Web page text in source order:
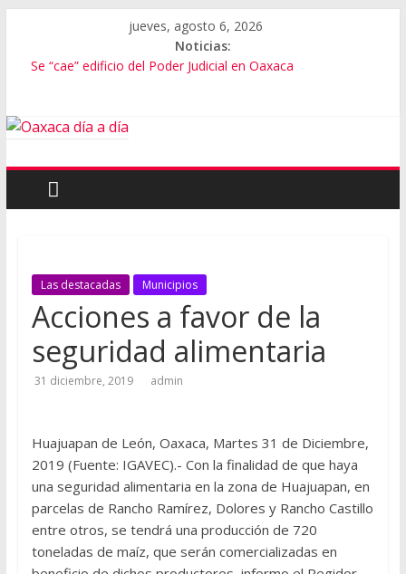
jueves, agosto 6, 2026
Noticias:
Se “cae” edificio del Poder Judicial en Oaxaca
Cómo cuidar el presupuesto familiar en el regreso a clases
Las destacadas Municipios
Acciones a favor de la
seguridad alimentaria
31 diciembre, 2019 admin
Huajuapan de León, Oaxaca, Martes 31 de Diciembre,
2019 (Fuente: IGAVEC).- Con la finalidad de que haya
una seguridad alimentaria en la zona de Huajuapan, en
parcelas de Rancho Ramírez, Dolores y Rancho Castillo
entre otros, se tendrá una producción de 720
toneladas de maíz, que serán comercializadas en